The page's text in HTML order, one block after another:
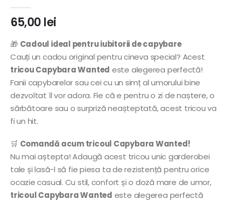
65,00 lei
🎁 Cadoul ideal pentru iubitorii de capybare
Cauți un cadou original pentru cineva special? Acest
tricou Capybara Wanted este alegerea perfectă!
Fanii capybarelor sau cei cu un simț al umorului bine
dezvoltat îl vor adora. Fie că e pentru o zi de naștere, o
sărbătoare sau o surpriză neașteptată, acest tricou va
fi un hit.
🛒 Comandă acum tricoul Capybara Wanted!
Nu mai aștepta! Adaugă acest tricou unic garderobei
tale și lasă-l să fie piesa ta de rezistență pentru orice
ocazie casual. Cu stil, confort și o doză mare de umor,
tricoul Capybara Wanted este alegerea perfectă